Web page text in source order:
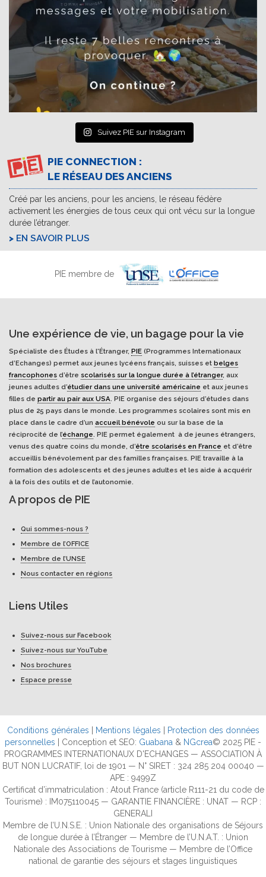
Suivez PIE sur Instagram
PIE CONNECTION :
LE RÉSEAU DES ANCIENS
Créé par les anciens, pour les anciens, le réseau fédère
activement les énergies de tous ceux qui ont vécu sur la longue
durée l’étranger.
EN SAVOIR PLUS
PIE membre de
Une expérience de vie, un bagage pour la vie
Spécialiste des Études à l'Étranger, PIE (Programmes Internationaux
d’Echanges) permet aux jeunes lycéens français, suisses et belges
francophones d’être scolarisés sur la longue durée à l’étranger, aux
jeunes adultes d’étudier dans une université américaine et aux jeunes
filles de partir au pair aux USA. PIE organise des séjours d’études dans
plus de 25 pays dans le monde. Les programmes scolaires sont mis en
place dans le cadre d’un accueil bénévole ou sur la base de la
réciprocité de l’échange. PIE permet également à de jeunes étrangers,
venus des quatre coins du monde, d’être scolarisés en France et d’être
accueillis bénévolement par des familles françaises. PIE travaille à la
formation des adolescents et des jeunes adultes et les aide à acquérir
à la fois des outils et de l’autonomie.
A propos de PIE
Qui sommes-nous ?
Membre de l’OFFICE
Membre de l’UNSE
Nous contacter en régions
Liens Utiles
Suivez-nous sur Facebook
Suivez-nous sur YouTube
Nos brochures
Espace presse
Conditions générales Mentions légales
Protection des données
personnelles | Conception et SEO: Guabana & NGcrea© 2025 PIE -
PROGRAMMES INTERNATIONAUX D'ECHANGES — ASSOCIATION À
BUT NON LUCRATIF, loi de 1901 — N° SIRET : 324 285 204 00040 —
APE : 9499Z
Certificat d’immatriculation : Atout France (article R111-21 du code de
Tourisme) : IM075110045 — GARANTIE FINANCIÈRE : UNAT — RCP :
GENERALI
Membre de l’U.N.S.E. : Union Nationale des organisations de Séjours
de longue durée à l’Étranger — Membre de l’U.N.A.T. : Union
Nationale des Associations de Tourisme — Membre de l’Office
national de garantie des séjours et stages linguistiques